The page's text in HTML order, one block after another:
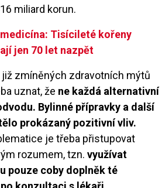
miliard korun.
Tisícileté kořeny
jen 70 let nazpět
již zmíněných zdravotních mýtů
uznat, že ne každá alternativní
Bylinné přípravky a další
prokázaný pozitivní vliv.
je třeba přistupovat
rozumem, tzn. využívat
pouze coby doplněk té